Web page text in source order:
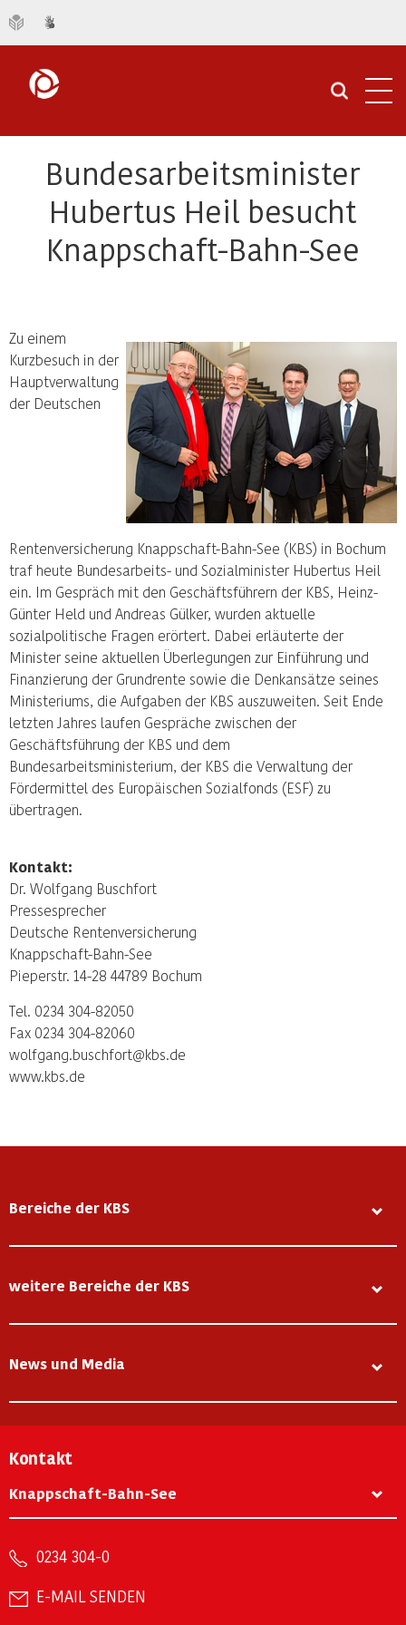
Bundesarbeitsminister
Hubertus Heil besucht
Knappschaft-Bahn-See
Zu einem
Kurzbesuch in der
Hauptverwaltung
der Deutschen
Rentenversicherung Knappschaft-Bahn-See (KBS) in Bochum
traf heute Bundesarbeits- und Sozialminister Hubertus Heil
ein. Im Gespräch mit den Geschäftsführern der KBS, Heinz-
Günter Held und Andreas Gülker, wurden aktuelle
sozialpolitische Fragen erörtert. Dabei erläuterte der
Minister seine aktuellen Überlegungen zur Einführung und
Finanzierung der Grundrente sowie die Denkansätze seines
Ministeriums, die Aufgaben der KBS auszuweiten. Seit Ende
letzten Jahres laufen Gespräche zwischen der
Geschäftsführung der KBS und dem
Bundesarbeitsministerium, der KBS die Verwaltung der
Fördermittel des Europäischen Sozialfonds (ESF) zu
übertragen.
Kontakt:
Dr. Wolfgang Buschfort
Pressesprecher
Deutsche Rentenversicherung
Knappschaft-Bahn-See
Pieperstr. 14-28 44789 Bochum
Tel. 0234 304-82050
Fax 0234 304-82060
wolfgang.buschfort@kbs.de
www.kbs.de
Bereiche der KBS
weitere Bereiche der KBS
News und Media
Kontakt
Knappschaft-Bahn-See
0234 304-0
E-MAIL SENDEN